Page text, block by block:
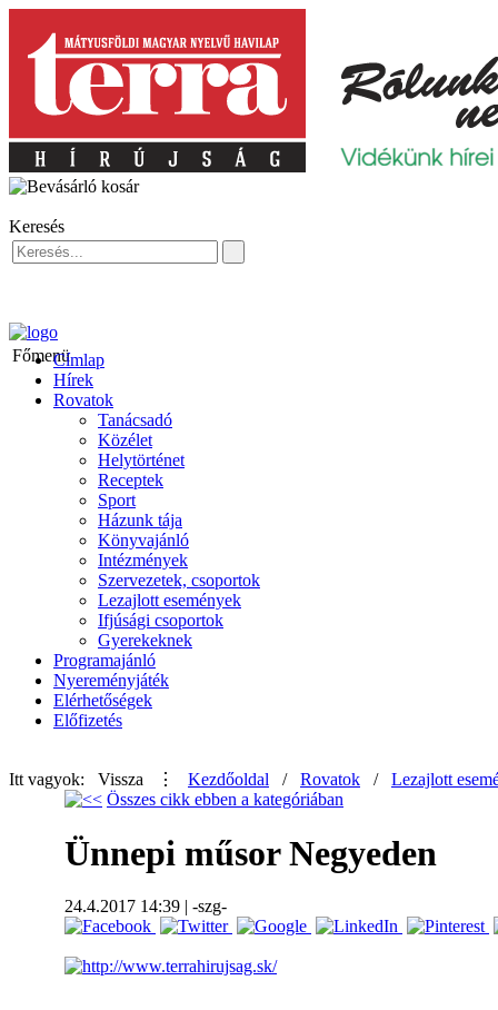
Keresés
FőmenüCímlap
Hírek
Rovatok
Tanácsadó
Közélet
Helytörténet
Receptek
Sport
Házunk tája
Könyvajánló
Intézmények
Szervezetek, csoportok
Lezajlott események
Ifjúsági csoportok
Gyerekeknek
Programajánló
Nyereményjáték
Elérhetőségek
Előfizetés
Itt vagyok: Vissza ⋮ Kezdőoldal / Rovatok /
Lezajlott
Összes cikk ebben a kategóriában
Ünnepi műsor Negyeden
24.4.2017 14:39 | -szg-